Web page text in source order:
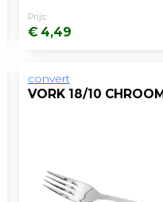
Prijs:
€ 4,49
convert